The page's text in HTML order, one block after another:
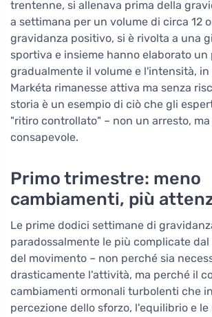
trentenne, si allenava prima della
a settimana per un volume di circa 12
gravidanza positivo, si è rivolta a una
sportiva e insieme hanno elaborato
gradualmente il volume e l'intensità, in
Markéta rimanesse attiva ma senza
storia è un esempio di ciò che gli
"ritiro controllato" – non un arresto,
consapevole.
Primo trimestre: meno
cambiamenti, più
Le prime dodici settimane di
paradossalmente le più complicate
del movimento – non perché sia
drasticamente l'attività, ma perché il
cambiamenti ormonali turbolenti che
percezione dello sforzo, l'equilibrio e le